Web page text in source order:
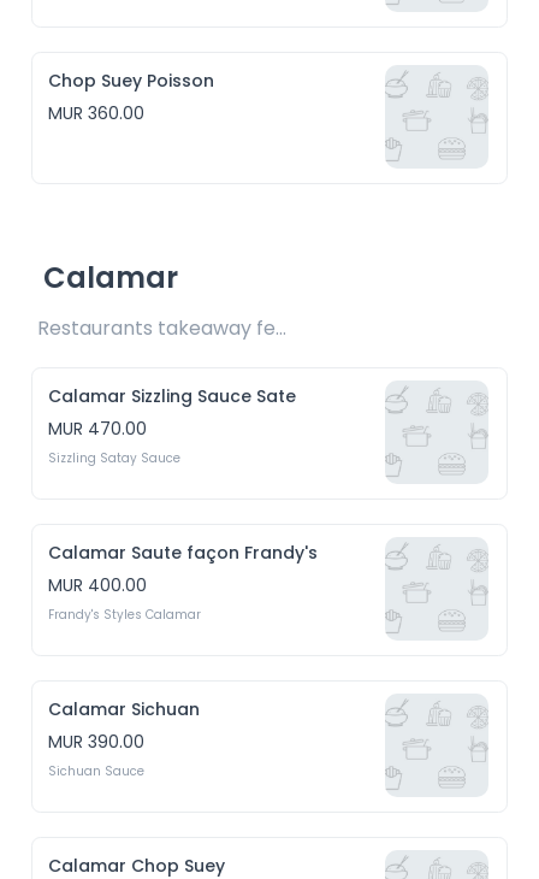
Chop Suey Poisson
MUR 360.00
Calamar
Restaurants takeaway fee Rs20 included
Calamar Sizzling Sauce Sate
MUR 470.00
Sizzling Satay Sauce
Calamar Saute façon Frandy's
MUR 400.00
Frandy's Styles Calamar
Calamar Sichuan
MUR 390.00
Sichuan Sauce
Calamar Chop Suey